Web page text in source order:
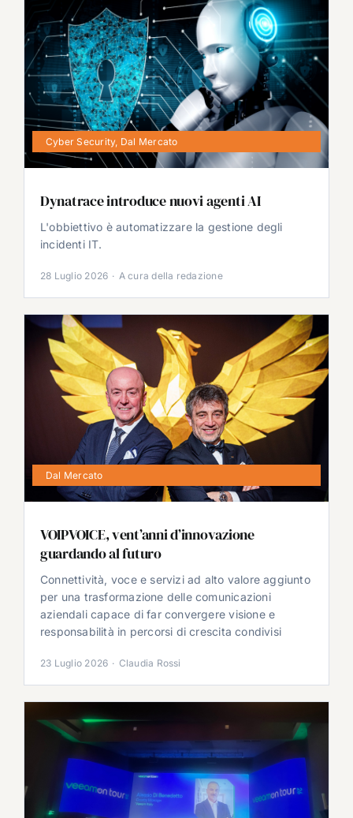
Cyber Security, Dal Mercato
Dynatrace introduce nuovi agenti AI
L'obbiettivo è automatizzare la gestione degli
incidenti IT.
28 Luglio 2026 · A cura della redazione
Dal Mercato
VOIPVOICE, vent’anni d’innovazione
guardando al futuro
Connettività, voce e servizi ad alto valore aggiunto
per una trasformazione delle comunicazioni
aziendali capace di far convergere visione e
responsabilità in percorsi di crescita condivisi
23 Luglio 2026 · Claudia Rossi